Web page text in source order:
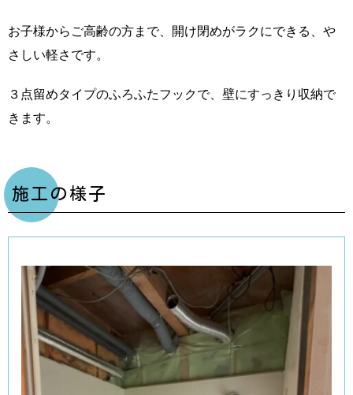
お子様からご高齢の方まで、開け閉めがラクにできる、や
さしい軽さです。
３点留めタイプのふろふたフックで、壁にすっきり収納で
きます。
施工の様子